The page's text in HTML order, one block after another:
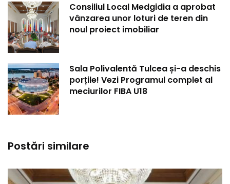
Consiliul Local Medgidia a aprobat
vânzarea unor loturi de teren din
noul proiect imobiliar
Sala Polivalentă Tulcea și-a deschis
porțile! Vezi Programul complet al
meciurilor FIBA U18
Postări similare